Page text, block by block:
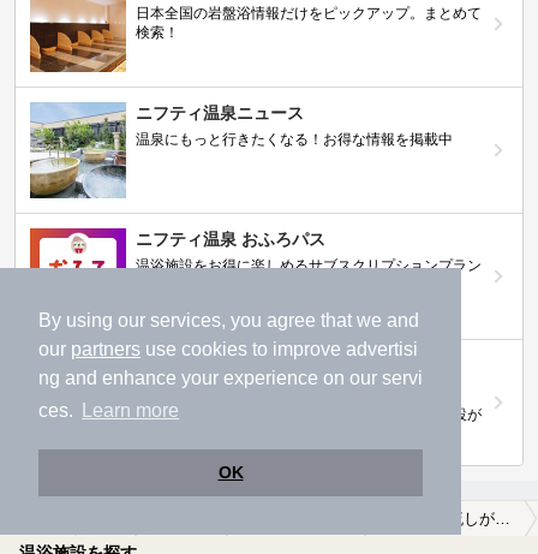
By using our services, you agree that we and
our partners use cookies to improve advertisi
ng and enhance your experience on our servi
ces.
Learn more
OK
日本全国の岩盤浴情報だけをピックアップ。まとめて
検索！
ニフティ温泉ニュース
温泉にもっと行きたくなる！お得な情報を掲載中
ニフティ温泉 おふろパス
温浴施設をお得に楽しめるサブスクリプションプラン
【ニフティライフスタイル株主優待のご案
内】
株主優待制度で人気の温浴施設に行こう！対象施設が